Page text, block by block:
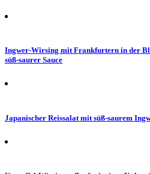
Ingwer-Wirsing mit Frankfurtern in der
süß-saurer Sauce
Japanischer Reissalat mit süß-saurem